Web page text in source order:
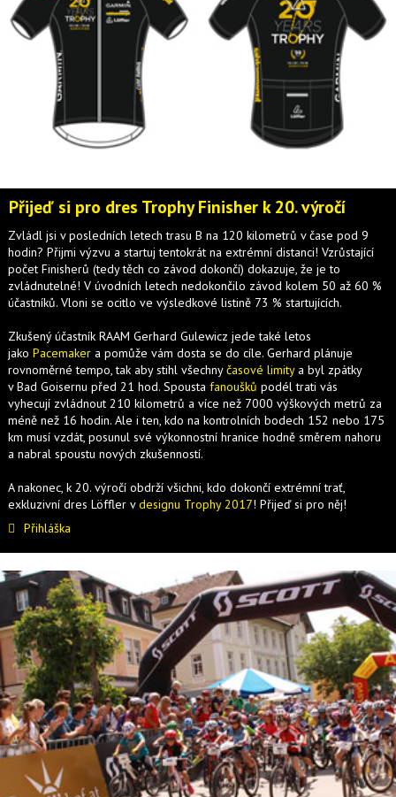
Přijeď si pro dres Trophy Finisher k 20. výročí
Zvládl jsi v posledních letech trasu B na 120 kilometrů v čase pod 9
hodin? Přijmi výzvu a startuj tentokrát na extrémní distanci! Vzrůstající
počet Finisherů (tedy těch co závod dokončí) dokazuje, že je to
zvládnutelné! V úvodních letech nedokončilo závod kolem 50 až 60 %
účastníků. Vloni se ocitlo ve výsledkové listině 73 % startujících.
Zkušený účastník RAAM Gerhard Gulewicz jede také letos
jako Pacemaker a pomůže vám dosta se do cíle. Gerhard plánuje
rovnoměrné tempo, tak aby stihl všechnyčasové limitya byl zpátky
v Bad Goisernu před 21 hod. Spousta fanoušků podél trati vás
vyhecují zvládnout 210 kilometrů a více než 7000 výškových metrů za
méně než 16 hodin. Ale i ten, kdo na kontrolních bodech 152 nebo 175
km musí vzdát, posunul své výkonnostní hranice hodně směrem nahoru
a nabral spoustu nových zkušenností.
A nakonec, k 20. výročí obdrží všichni, kdo dokončí extrémní trať,
exkluzivní dres Löffler vdesignu Trophy 2017! Přijeď si pro něj!
Přihláška